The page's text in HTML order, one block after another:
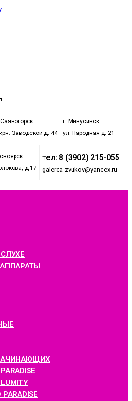
Саяногорск
Заводской д. 44
г. Минусинск
ул. Народная д. 21
д.17
тел: 8 (3902) 215-055
galerea-zvukov@yandex.ru
PARADISE